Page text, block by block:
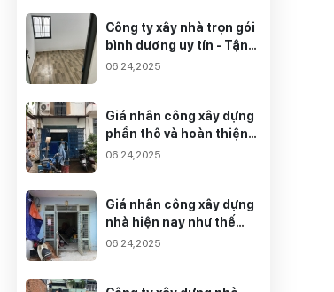
Công ty xây nhà trọn gói
bình dương uy tín - Tận
tâm
06 24,2025
Giá nhân công xây dựng
phần thô và hoàn thiện
mới nhất
06 24,2025
Giá nhân công xây dựng
nhà hiện nay như thế
nào?
06 24,2025